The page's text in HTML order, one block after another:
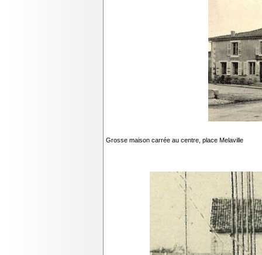
Grosse maison carrée au centre, place Melaville